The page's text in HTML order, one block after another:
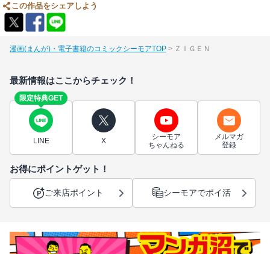
この作品をシェアしよう
漫画(まんが)・電子書籍のコミックシーモアTOP ＺＩＧＥＮ
最新情報はここからチェック！
限定特典GET
LINE X
シーモア
ちゃんねる
メルマガ
登録
お得にポイントゲット！
ご来店ポイント シーモアでポイ活